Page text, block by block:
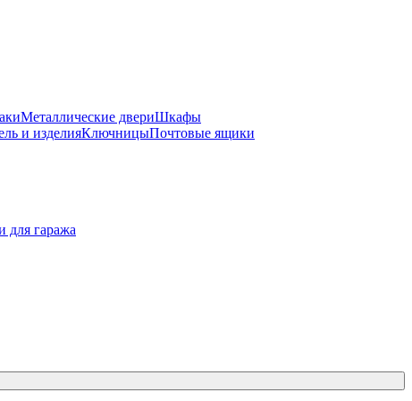
Металлические двериШкафы
и изделияКлючницыПочтовые ящики
для гаража